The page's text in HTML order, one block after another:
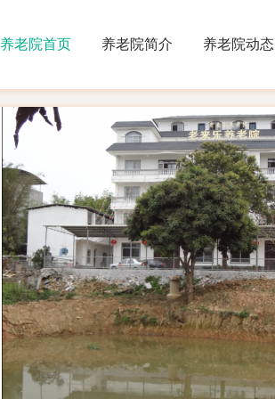
养老院首页 养老院简介 养老院动态